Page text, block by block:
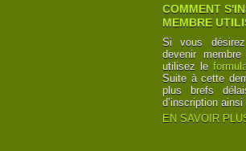
COMMENT
MEMBRE
Si vous
devenir
utilisez le
Suite à cette
plus brefs
d’inscription
EN SAVOIR